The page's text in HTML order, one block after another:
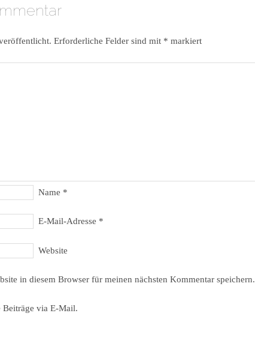
Erforderliche Felder sind mit * markiert
Name *
E-Mail-Adresse *
Website
in diesem Browser für meinen nächsten Kommentar speichern.
Beiträge via E-Mail.